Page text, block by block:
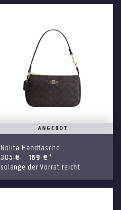
ANGEBOT
Nolita Handtasche
305 €
169 € *
solange der Vorrat reicht